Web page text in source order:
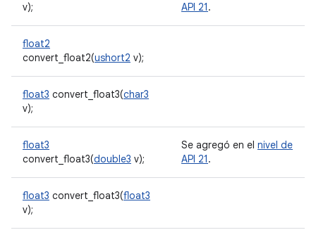
v);
API 21.
float2
convert_float2(ushort2 v);
float3 convert_float3(char3
v);
float3
convert_float3(double3 v);
Se agregó en el nivel de
API 21.
float3 convert_float3(float3
v);